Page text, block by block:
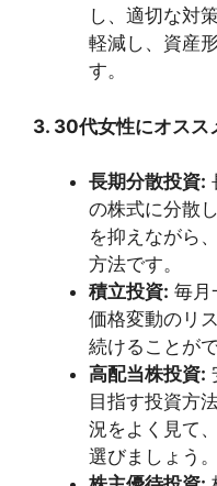
し、適切な対
軽減し、資産
す。
3. 30代女性にオスス
長期分散投資:
の株式に分散
を抑えながら
方法です。
積立投資: 毎月
価格変動のリ
続けることが
高配当株投資:
目指す投資方
況をよく見て
選びましょう。